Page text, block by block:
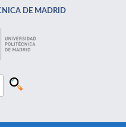
DE MADRID